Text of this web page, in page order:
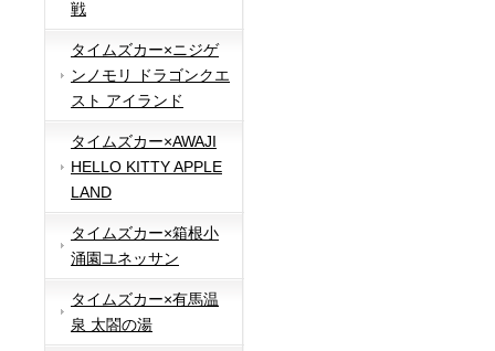
戦
タイムズカー×ニジゲ
ンノモリ ドラゴンクエ
スト アイランド
タイムズカー×AWAJI
HELLO KITTY APPLE
LAND
タイムズカー×箱根小
涌園ユネッサン
タイムズカー×有馬温
泉 太閤の湯